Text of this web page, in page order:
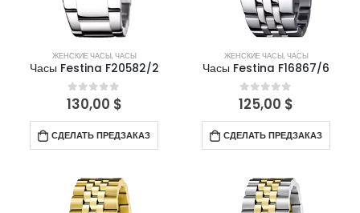
ЖЕНСКИЕ ЧАСЫ,ЧАСЫ
Часы Festina F20582/2
0out of 5
130,00 $
СДЕЛАТЬ ПРЕДЗАКАЗ
ЖЕНСКИЕ ЧАСЫ,ЧАСЫ
Часы Festina F16867/6
0out of 5
125,00 $
СДЕЛАТЬ ПРЕДЗАКАЗ